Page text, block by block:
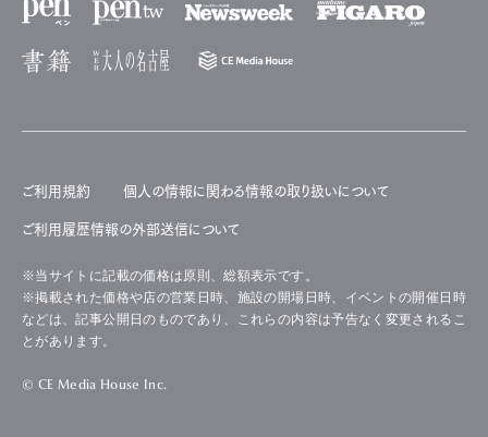
ご利用規約 個人の情報に関わる情報の取り扱いについて
ご利用履歴情報の外部送信について
※当サイトに記載の価格は原則、総額表示です。
※掲載された価格や店の営業日時、施設の開場日時、イベントの開催日時
などは、記事公開日のものであり、これらの内容は予告なく変更されるこ
とがあります。
© CE Media House Inc.